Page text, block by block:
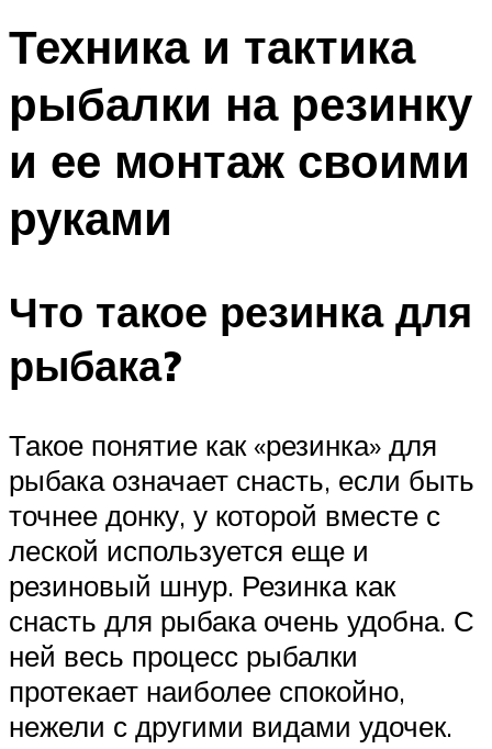
Техника и тактика
рыбалки на резинку
и ее монтаж своими
руками
Что такое резинка для
рыбака?
Такое понятие как «резинка» для
рыбака означает снасть, если быть
точнее донку, у которой вместе с
леской используется еще и
резиновый шнур. Резинка как
снасть для рыбака очень удобна. С
ней весь процесс рыбалки
протекает наиболее спокойно,
нежели с другими видами удочек.